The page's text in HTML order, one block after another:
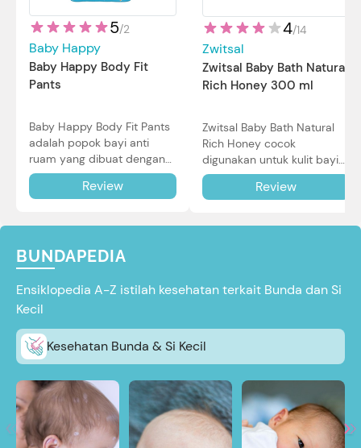
5/2
Baby Happy
Baby Happy Body Fit
Pants
Baby Happy Body Fit Pants
adalah popok bayi anti
ruam yang dibuat dengan
teknologi Air Through
Technology.Review
4/14
Zwitsal
Zwitsal Baby Bath Natural
Rich Honey 300 ml
Zwitsal Baby Bath Natural
Rich Honey cocok
digunakan untuk kulit bayi
baru lahir bahkan kulit
sensitif sekalipun. Simak
Review
BUNDAPEDIA
Ensiklopedia A-Z istilah kesehatan terkait Bunda dan Si
Kecil
Kesehatan Bunda & Si Kecil